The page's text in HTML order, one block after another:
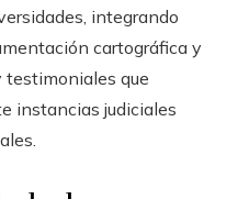
integrando
cartográfica y
que
instancias judiciales